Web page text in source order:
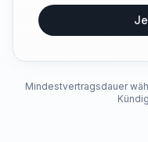
Mindestvertragsdauer